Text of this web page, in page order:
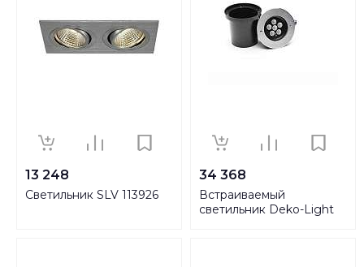
13 248
Светильник SLV 113926
34 368
Встраиваемый
светильник Deko-Light